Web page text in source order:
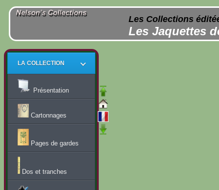
Les Collections
Les Jaquettes
LA COLLECTION
Présentation
Cartonnages
Pages de gardes
Dos et tranches